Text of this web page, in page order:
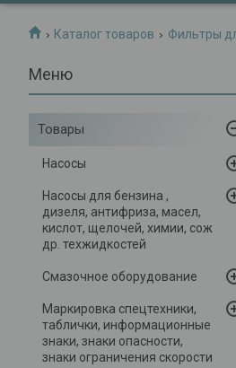
Каталог товаров Фильтры
Товары
Насосы
Насосы для бензина ,
дизеля, антифриза, масел,
кислот, щелочей, химии, сож
др. техжидкостей
Смазочное оборудование
Маркировка спецтехники,
таблички, информационные
знаки, знаки опасности,
знаки ограничения скорости